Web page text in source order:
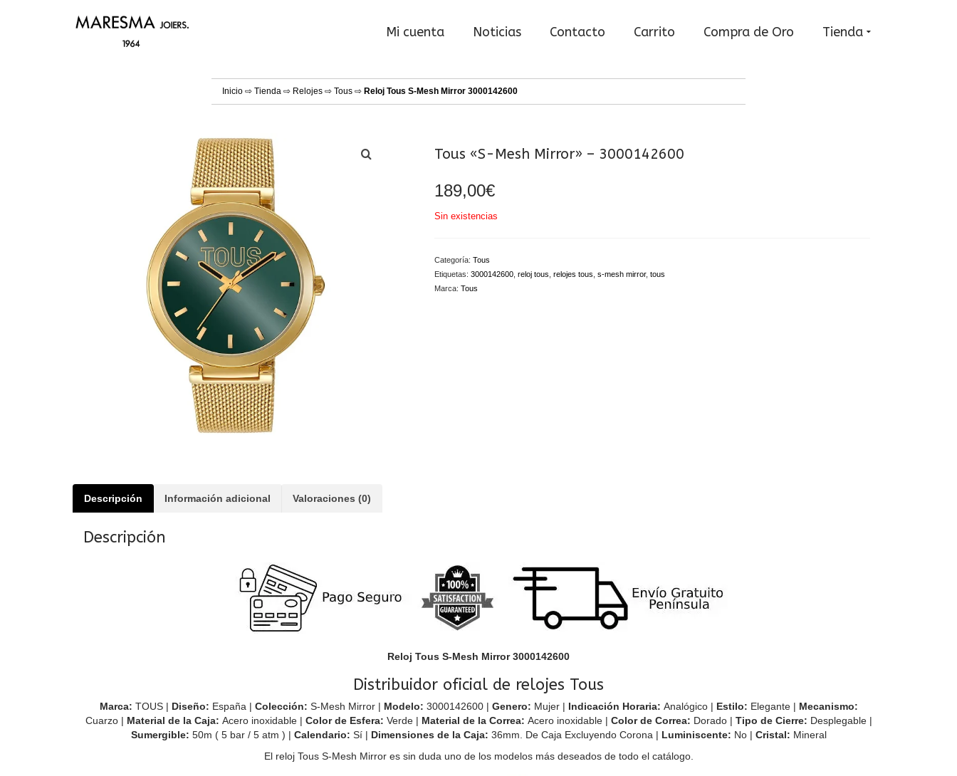
Mi cuenta Noticias Contacto Carrito Compra de Oro Tienda
Inicio ⇨ Tienda ⇨ Relojes ⇨ Tous ⇨ Reloj Tous S-Mesh Mirror 3000142600
Tous «S-Mesh Mirror» – 3000142600
189,00€
Sin existencias
Categoría: Tous
Etiquetas: 3000142600, reloj tous relojes tous s-mesh mirror, tous
Marca: Tous
Descripción Información adicional Valoraciones (0)
Descripción
Reloj Tous S-Mesh Mirror 3000142600
Distribuidor oficial de relojes Tous
Marca: TOUS | Diseño: España | Colección: S-Mesh Mirror | Modelo: 3000142600 | Genero: Mujer | Indicación Horaria: Analógico | Estilo: Elegante | Mecanismo:
Cuarzo | Material de la Caja: Acero inoxidable | Color de Esfera: Verde | Material de la Correa: Acero inoxidable | Color de Correa: Dorado | Tipo de Cierre: Desplegable |
Sumergible: 50m ( 5 bar / 5 atm ) | Calendario: Sí | Dimensiones de la Caja: 36mm. De Caja Excluyendo Corona | Luminiscente: No | Cristal: Mineral
El reloj Tous S-Mesh Mirror es sin duda uno de los modelos más deseados de todo el catálogo.